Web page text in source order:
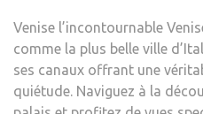
Venise l’incontournable
comme la plus belle ville
ses canaux offrant une
quiétude. Naviguez à la